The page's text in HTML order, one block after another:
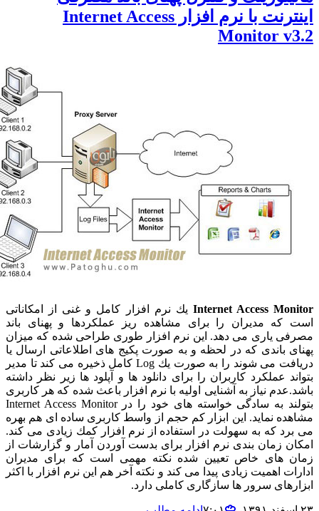
اینترنت با نرم افزار Internet Access
Monitor
Internet Accessیك نرم افزار كامل و غنی از امكاناتی
كه مدیران را برای مشاهده ریز عملكردها و پهنای باند
یاری می دهد. این نرم افزار طوری طراحی شده كه میزان
باندی كه در لحظه و به صورت پكیج های اطلاعاتی ارسال یا
دریافت می شوند را به صورت یك Log كامل ذخیره می كند تا مدیر
عملكرد كاربران را برای دانلود ها و آپلود ها زیر نظر داشته
نیاز به آشنایی اولیه با نرم افزار باعث شده كه هر كاربری
بتولند به سادگی خواسته های خود را در Internet Access Monitor
نماید. این ابزار كم حجم از واسط كاربری ساده ای هم بهره
كه به سهولت در استفاده از نرم افزار كمك زیادی می كند.
زمان بندی نرم افزار برای بدست آوردن آمار و گزارشات از
های خاص تعیین شده نكته مهمی است كه برای مدیران
اهمیت زیادی پیدا می كند و نكته آخر هم این نرم افزار با اكثر
سرور ها سازگاری كاملی دارد.